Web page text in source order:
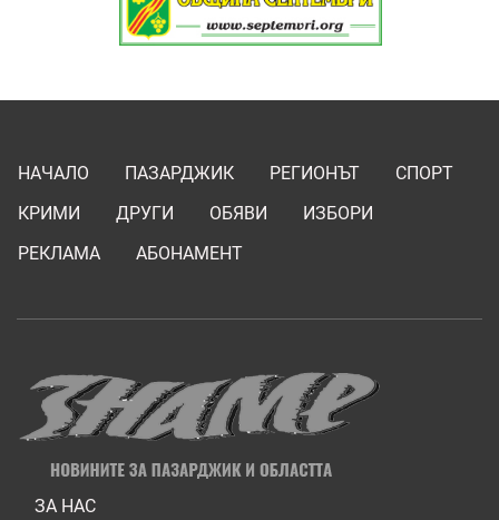
НАЧАЛО ПАЗАРДЖИК РЕГИОНЪТ
СПОРТ
КРИМИ
ДРУГИ ОБЯВИ
ИЗБОРИ
РЕКЛАМА
АБОНАМЕНТ
ЗА НАС